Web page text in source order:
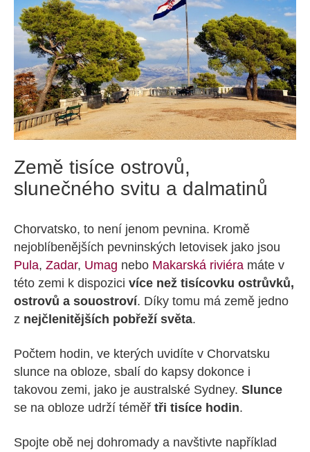
Země tisíce ostrovů,
slunečného svitu a dalmatinů
Chorvatsko, to není jenom pevnina. Kromě
nejoblíbenějších pevninských letovisek jako jsou
Pula, Zadar, Umag nebo Makarská riviéra máte v
této zemi k dispozici více než tisícovku ostrůvků,
ostrovů a souostroví. Díky tomu má země jedno
z nejčlenitějších pobřeží světa.
Počtem hodin, ve kterých uvidíte v Chorvatsku
slunce na obloze, sbalí do kapsy dokonce i
takovou zemi, jako je australské Sydney. Slunce
se na obloze udrží téměřtři tisíce hodin.
Spojte obě nej dohromady a navštivte například